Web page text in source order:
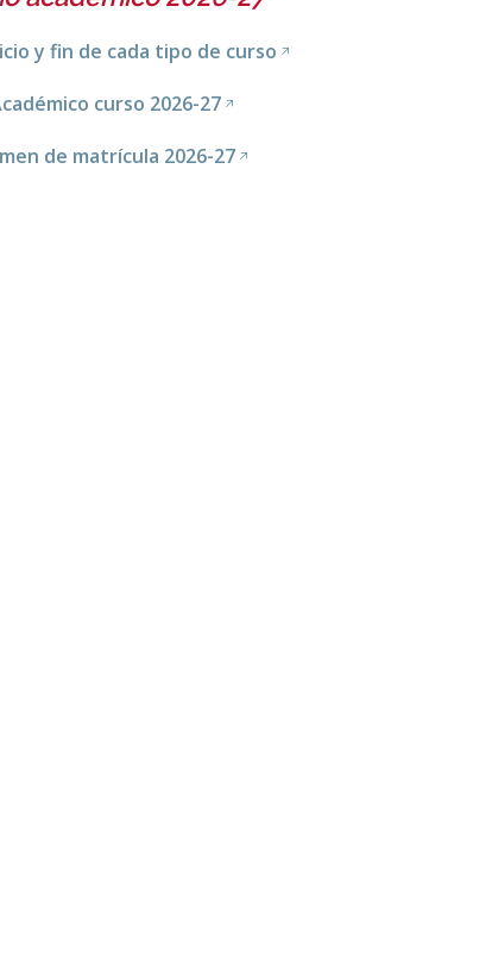
y fin de cada tipo de curso
curso 2026-27
de matrícula 2026-27